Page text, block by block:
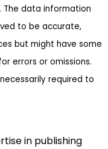
data information
to be accurate,
but might have some
errors or omissions.
required to
in publishing